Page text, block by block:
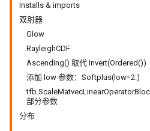
Installs & imports
双射器
Glow
RayleighCDF
Ascending() 取代 Invert(Ordered())
添加 low 参数：Softplus(low=2.)
部分参数
分布